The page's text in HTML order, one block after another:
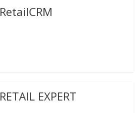
RetailCRM
RETAIL EXPERT